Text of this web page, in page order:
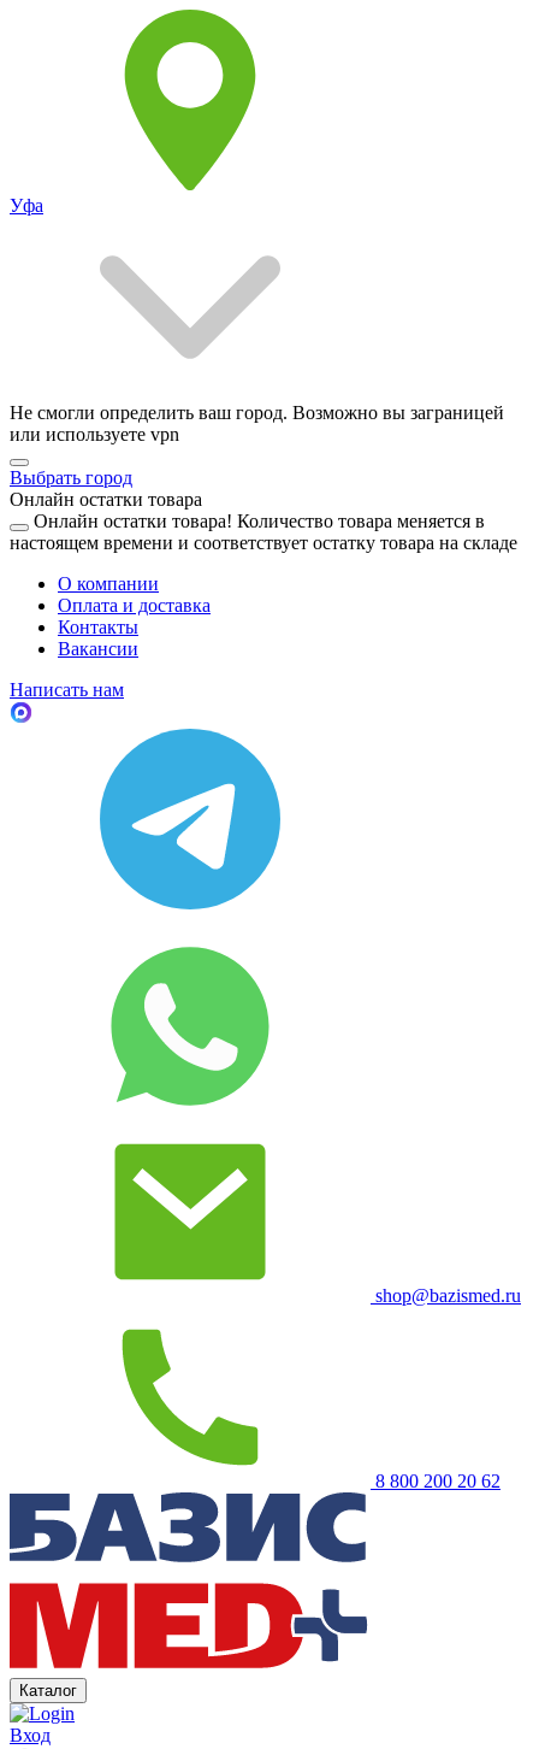
Уфа
Не смогли определить ваш город. Возможно вы заграницей
или используете vpn
Выбрать город
Онлайн остатки товара
Онлайн остатки товара! Количество товара меняется в
настоящем времени и соответствует остатку товара на складе
О компании
Оплата и доставка
Контакты
Вакансии
Написать нам
shop@bazismed.ru
8 800 200 20 62
Каталог
Вход